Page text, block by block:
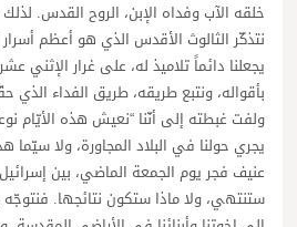
خلقه الآب وفداه الإبن، الروح القدس.
نتذكّر الثالوث الأقدس الذي هو أعظم أسرار
يجعلنا دائماً تلاميذ له، على غرار الإثني
بأقواله، ونتبع طريقه، طريق الفداء الذي
ولفت غبطته إلى أنّنا “نعيش هذه الأيّام
يجري حولنا في البلاد المجاورة، ولا
عنيف فجر يوم الجمعة الماضي، بين
ستنتهي، ولا ماذا ستكون نتائجها. فنتوجّه